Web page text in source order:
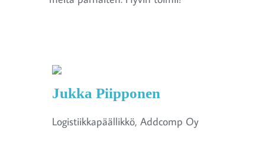
Jukka Piipponen
Logistiikkapäällikkö, Addcomp Oy